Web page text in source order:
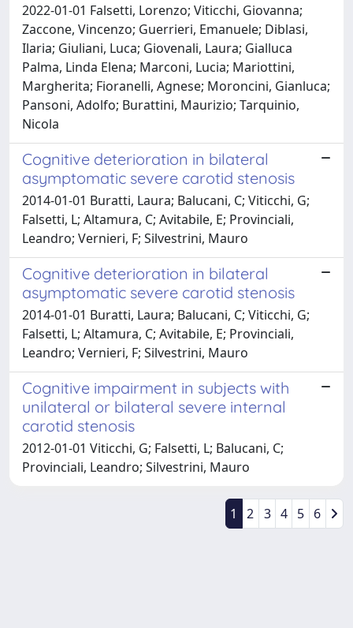
2022-01-01 Falsetti, Lorenzo; Viticchi, Giovanna;
Zaccone, Vincenzo; Guerrieri, Emanuele; Diblasi,
Ilaria; Giuliani, Luca; Giovenali, Laura; Gialluca
Palma, Linda Elena; Marconi, Lucia; Mariottini,
Margherita; Fioranelli, Agnese; Moroncini, Gianluca;
Pansoni, Adolfo; Burattini, Maurizio; Tarquinio,
Nicola
Cognitive deterioration in bilateral
asymptomatic severe carotid stenosis
2014-01-01 Buratti, Laura; Balucani, C; Viticchi, G;
Falsetti, L; Altamura, C; Avitabile, E; Provinciali,
Leandro; Vernieri, F; Silvestrini, Mauro
Cognitive deterioration in bilateral
asymptomatic severe carotid stenosis
2014-01-01 Buratti, Laura; Balucani, C; Viticchi, G;
Falsetti, L; Altamura, C; Avitabile, E; Provinciali,
Leandro; Vernieri, F; Silvestrini, Mauro
Cognitive impairment in subjects with
unilateral or bilateral severe internal
carotid stenosis
2012-01-01 Viticchi, G; Falsetti, L; Balucani, C;
Provinciali, Leandro; Silvestrini, Mauro
1 2 3 4 5 6